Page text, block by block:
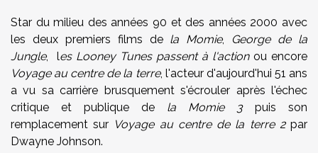
Star du milieu des années 90 et des années 2000 avec
les deux premiers films de la Momie, George de la
Jungle, les Looney Tunes passent à l'action ou encore
Voyage au centre de la terre, l'acteur d'aujourd'hui 51 ans
a vu sa carrière brusquement s'écrouler après l'échec
critique et publique de la Momie 3puis son
remplacement sur Voyage au centre de la terre 2par
Dwayne Johnson.